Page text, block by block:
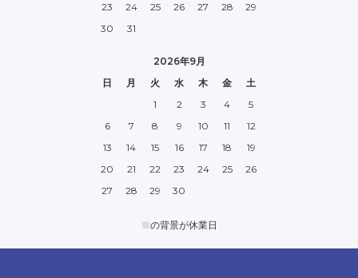
23
24 25 26 27 28
29
30
31
2026年9月
日
月 火 水 木 金
土
1
2 3 4
5
6
7 8 9 10 11
12
13
14 15 16 17 18
19
20
21 22 23 24 25
26
27
28 29 30
■の背景が休業日